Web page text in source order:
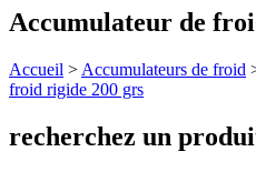
Accumulateur de
Accueil > Accumulateurs de froid
froid rigide 200 grs
recherchez un